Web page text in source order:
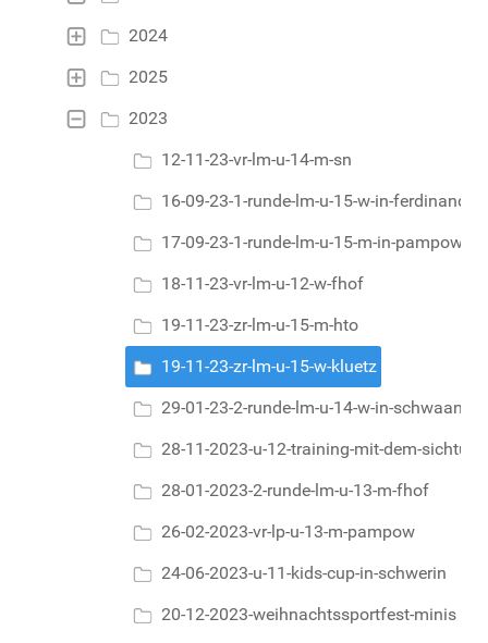
2024
2025
2023
12-11-23-vr-lm-u-14-m-sn
16-09-23-1-runde-lm-u-15-w-in-
17-09-23-1-runde-lm-u-15-m-in-pampow
18-11-23-vr-lm-u-12-w-fhof
19-11-23-zr-lm-u-15-m-hto
19-11-23-zr-lm-u-15-w-kluetz
29-01-23-2-runde-lm-u-14-w-in-schwaan
28-11-2023-u-12-training-mit-dem-
28-01-2023-2-runde-lm-u-13-m-fhof
26-02-2023-vr-lp-u-13-m-pampow
24-06-2023-u-11-kids-cup-in-schwerin
20-12-2023-weihnachtssportfest-minis